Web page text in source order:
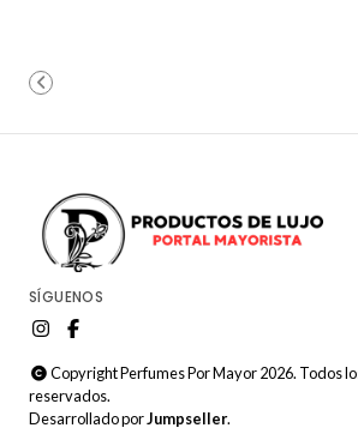
SÍGUENOS
Copyright Perfumes Por Mayor 2026. Todos
reservados.
Desarrollado porJumpseller.